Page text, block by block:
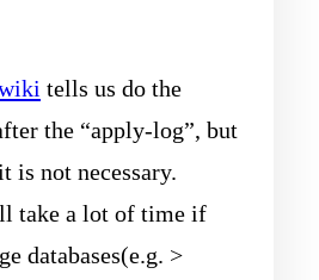
tells us do the
the “apply-log”, but
is not necessary.
take a lot of time if
databases(e.g. >